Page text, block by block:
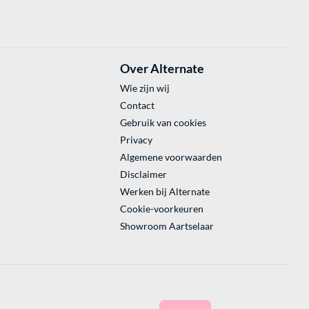
Over Alternate
Wie zijn wij
Contact
Gebruik van cookies
Privacy
Algemene voorwaarden
Disclaimer
Werken bij Alternate
Cookie-voorkeuren
Showroom Aartselaar